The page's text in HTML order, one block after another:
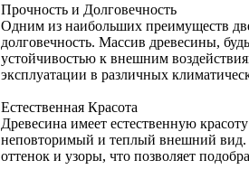
Прочность и Долговечность
Одним из наибольших преимуществ
долговечность. Массив древесины,
устойчивостью к внешним
эксплуатации в различных
Естественная Красота
Древесина имеет естественную
неповторимый и теплый внешний вид.
оттенок и узоры, что позволяет